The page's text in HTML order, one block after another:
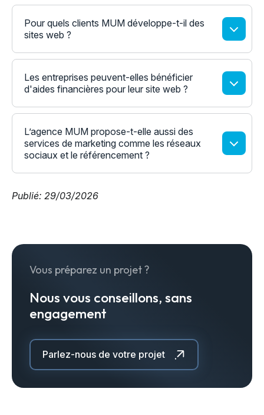
Pour quels clients MUM développe-t-il des
sites web ?
Les entreprises peuvent-elles bénéficier
d'aides financières pour leur site web ?
L’agence MUM propose-t-elle aussi des
services de marketing comme les réseaux
sociaux et le référencement ?
Publié: 29/03/2026
Vous préparez un projet ?
Nous vous conseillons, sans
engagement
Parlez-nous de votre projet